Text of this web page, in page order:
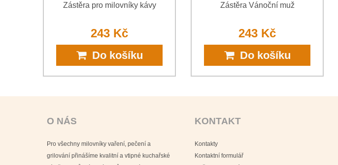
Zástěra pro milovníky kávy
243 Kč
Do košíku
Zástěra Vánoční muž
243 Kč
Do košíku
O NÁS
Pro všechny milovníky vaření, pečení a
grilování přinášíme kvalitní a vtipné kuchařské
KONTAKT
Kontakty
Kontaktní formulář